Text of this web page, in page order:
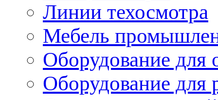
Линии техосмотра
Мебель
Оборудование для
Оборудование для